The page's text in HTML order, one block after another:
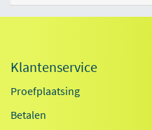
Klantenservice
Proefplaatsing
Betalen